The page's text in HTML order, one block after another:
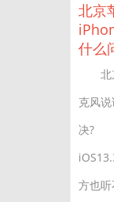
北京
什么
北京
克风
决?
方也